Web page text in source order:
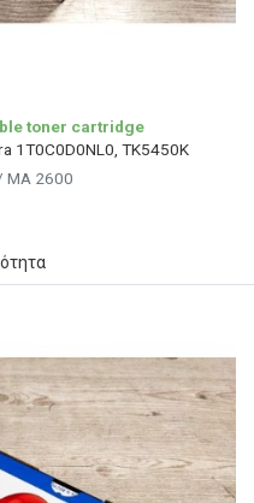
toner cartridge
1T0C0D0NL0, TK5450K
MA 2600